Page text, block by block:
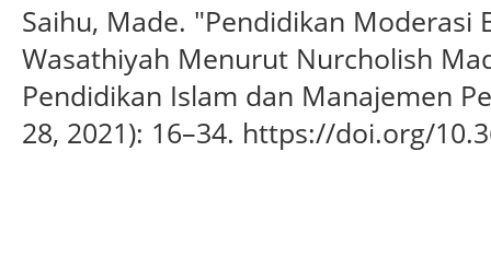
Saihu, Made. "Pendidikan Moderasi
Wasathiyah Menurut Nurcholish
Pendidikan Islam dan Manajemen
28, 2021): 16–34. https://doi.org/